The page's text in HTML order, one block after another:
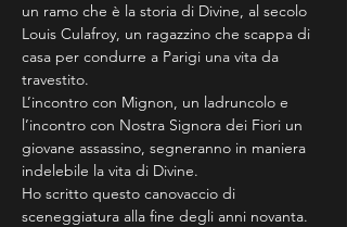
un ramo che è la storia di Divine, al secolo
Louis Culafroy, un ragazzino che scappa di
casa per condurre a Parigi una vita da
travestito.
L’incontro con Mignon, un ladruncolo e
l’incontro con Nostra Signora dei Fiori un
giovane assassino, segneranno in maniera
indelebile la vita di Divine.
Ho scritto questo canovaccio di
sceneggiatura alla fine degli anni novanta.